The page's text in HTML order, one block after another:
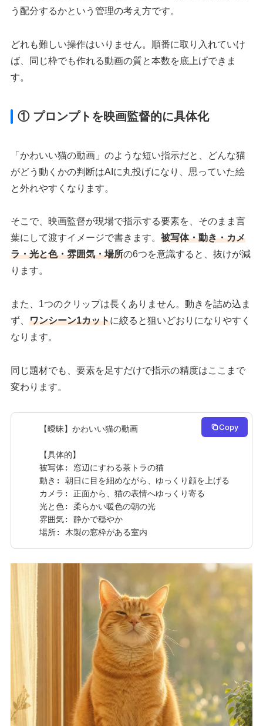
う配分するかという管理の考え方です。
どれも難しい操作はいりません。順番に取り入れていけ
ば、同じ枠でも作れる動画の質と本数を底上げできま
す。
① プロンプトを映画監督的に具体化
「かわいい猫の動画」のような短い指示だと、どんな猫
がどう動くかの判断はAIに丸投げになり、思っていた絵
と外れやすくなります。
そこで、映画監督が現場で指示する要素を、そのまま言
葉にして渡すイメージで書きます。被写体・動き・カメ
ラ・光と色・雰囲気・場所の6つを意識すると、抜けが減
ります。
また、1つのクリップは長くありません。動きを詰め込ま
ず、ワンシーン1カットに絞ると狙いどおりになりやすく
なります。
同じ題材でも、要素を足すだけで指示の精度はここまで
変わります。
【曖昧】かわいい猫の動画
【具体的】
被写体: 窓辺にすわる茶トラの猫
動き: 朝日に目を細めながら、ゆっくり顔を上げる
カメラ: 正面から、猫の表情へゆっくり寄る
光と色: 柔らかい暖色の朝の光
雰囲気: 静かで穏やか
場所: 木製の窓枠がある室内
Copy